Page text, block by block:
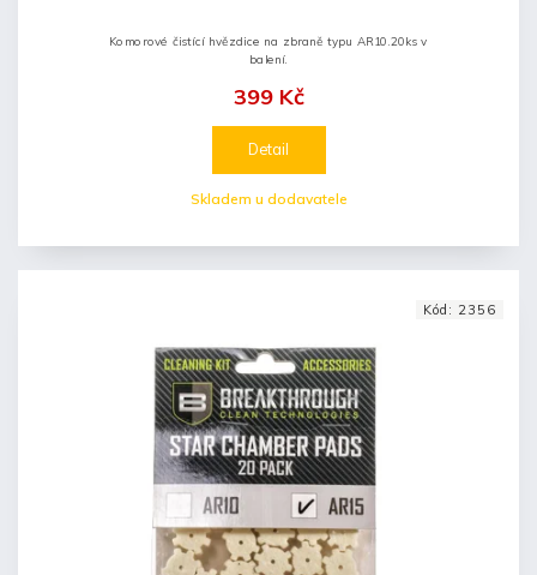
Skladem u dodavatele
399 Kč
Detail
Komorové čistící hvězdice na zbraně typu AR10.20ks v
balení.
Kód: 2356